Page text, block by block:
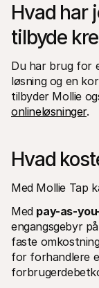
Hvad har
tilbyde
Du har brug for
løsning og en
tilbyder Mollie
onlineløsninger.
Hvad
Med Mollie Tap
Med pay-as-
engangsgebyr
faste
for forhandlere